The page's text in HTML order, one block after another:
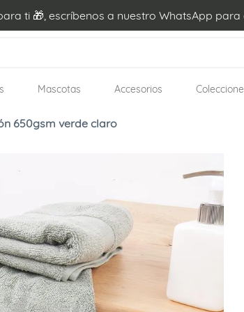
ti 🎁, escríbenos a nuestro WhatsApp
Mascotas Accesorios
650gsm verde claro